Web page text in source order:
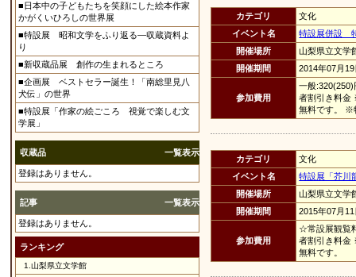
■日本中の子どもたちを笑顔にした絵本作家
かがくいひろしの世界展
■特設展 昭和文学をふり返る―収蔵資料よ
り
■新収蔵品展 創作の生まれるところ
■企画展 ベストセラー誕生！「南総里見八
犬伝」の世界
■特設展「作家の絵ごころ 視覚で楽しむ文
学展」
収蔵品 一覧表示
登録はありません。
記事 一覧表示
登録はありません。
ランキング
1. 山梨県立文学館
カテゴリ
文化
イベント名
特設展併設
開催場所
山梨県立文学
開催期間
2014年07月
参加費用
一般
者割引き料金
無料です。 ※
カテゴリ
文化
イベント名
特設展「芥川
開催場所
山梨県立文学
開催期間
2015年07月
参加費用
☆常設展観覧
者割引き料金
無料です。